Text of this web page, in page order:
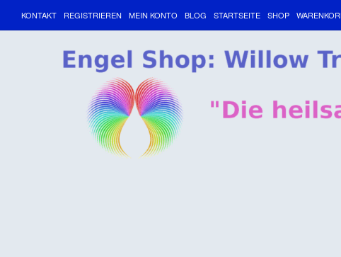
KONTAKT REGISTRIEREN MEIN KONTO BLOG STARTSEITE SHOP